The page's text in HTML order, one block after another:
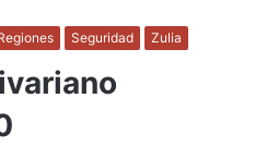
Seguridad Zulia